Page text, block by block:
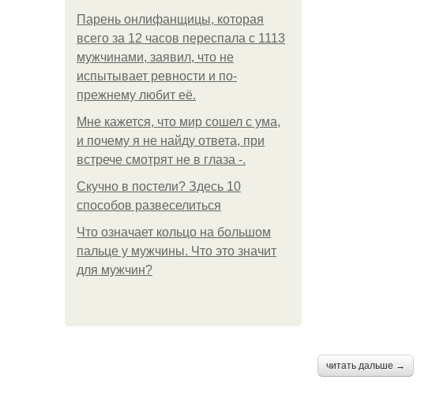
Парень онлифанщицы, которая
всего за 12 часов переспала с 1113
мужчинами, заявил, что не
испытывает ревности и по-
прежнему любит её.
Мне кажется, что мир сошел с ума,
и почему я не найду ответа, при
встрече смотрят не в глаза -.
Скучно в постели? Здесь 10
способов развеселиться
Что означает кольцо на большом
пальце у мужчины. Что это значит
для мужчин?
читать дальше →